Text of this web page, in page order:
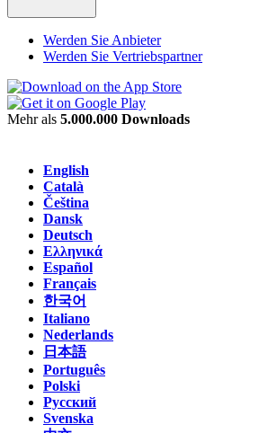
Werden Sie Anbieter
Werden Sie Vertriebspartner
Mehr als 5.000.000 Downloads
English
Català
Čeština
Dansk
Deutsch
Ελληνικά
Español
Français
한국어
Italiano
Nederlands
日本語
Português
Polski
Русский
Svenska